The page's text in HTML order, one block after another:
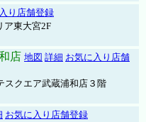
り店舗登録
ア東大宮2F
店 地図 詳細 お気に入り店舗
スクエア武蔵浦和店３階
お気に入り店舗登録